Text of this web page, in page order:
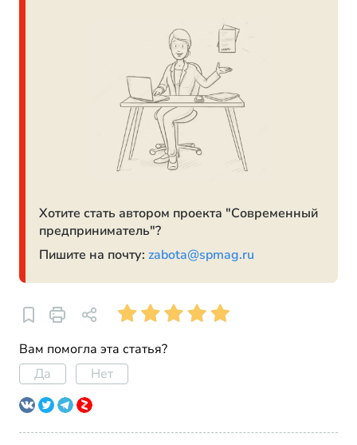
Хотите стать автором проекта "Современный
предприниматель"?
Пишите на почту: zabota@spmag.ru
Вам помогла эта статья?
Да
Нет